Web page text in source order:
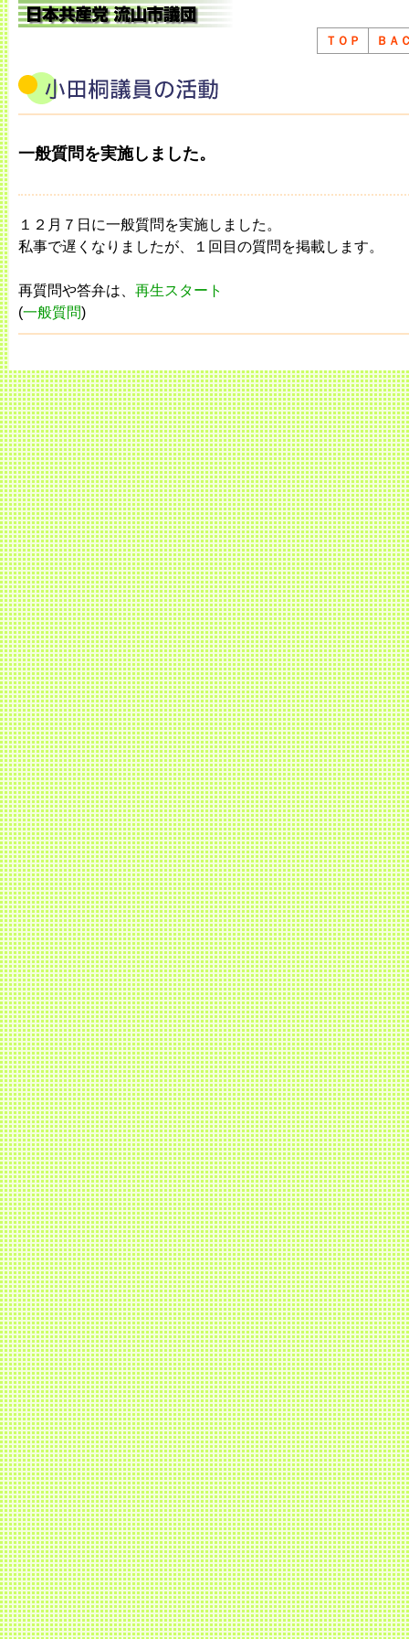
ＴＯＰ ＢＡ
一般質問を実施しました。
１２月７日に一般質問を実施しました。
私事で遅くなりましたが、１回目の質問を掲載します。
再質問や答弁は、 再生スタート
(一般質問)